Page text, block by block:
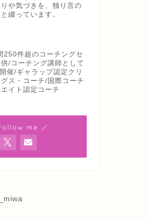
や気づきを、独り言の
綴っています。
250件超のコーチングセ
/コーチング講師として
催/ギャラップ認定クリ
ス・コーチ/国際コーチ
イト認定コーチ
me ／